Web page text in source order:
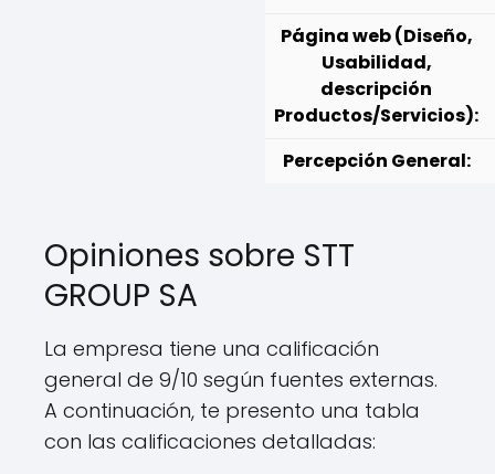
Página web (Diseño,
Usabilidad,
descripción
Productos/Servicios):
Percepción General:
Opiniones sobre STT
GROUP SA
La empresa tiene una calificación
general de 9/10 según fuentes externas.
A continuación, te presento una tabla
con las calificaciones detalladas: